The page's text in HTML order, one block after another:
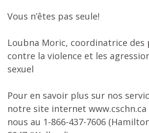
Vous n’êtes pas seule!
Loubna Moric, coordinatrice des
contre la violence et les
sexuel
Pour en savoir plus sur nos
notre site internet www.cschn.ca
nous au 1-866-437-7606